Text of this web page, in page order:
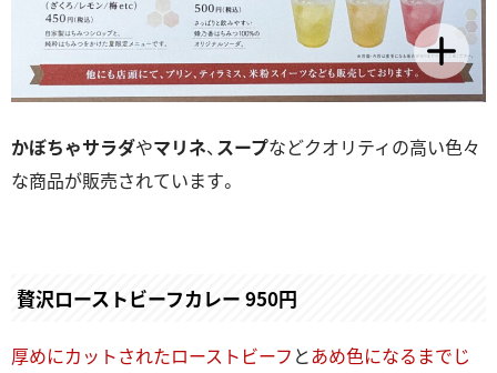
かぼちゃサラダやマリネ、 スープなどクオリティの高い色々
な商品が販売されています。
贅沢ローストビーフカレー 950円
厚めにカットされたローストビーフ とあめ色になるまでじ